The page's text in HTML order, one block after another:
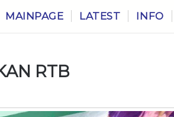
MAINPAGE LATEST INFO
RTB